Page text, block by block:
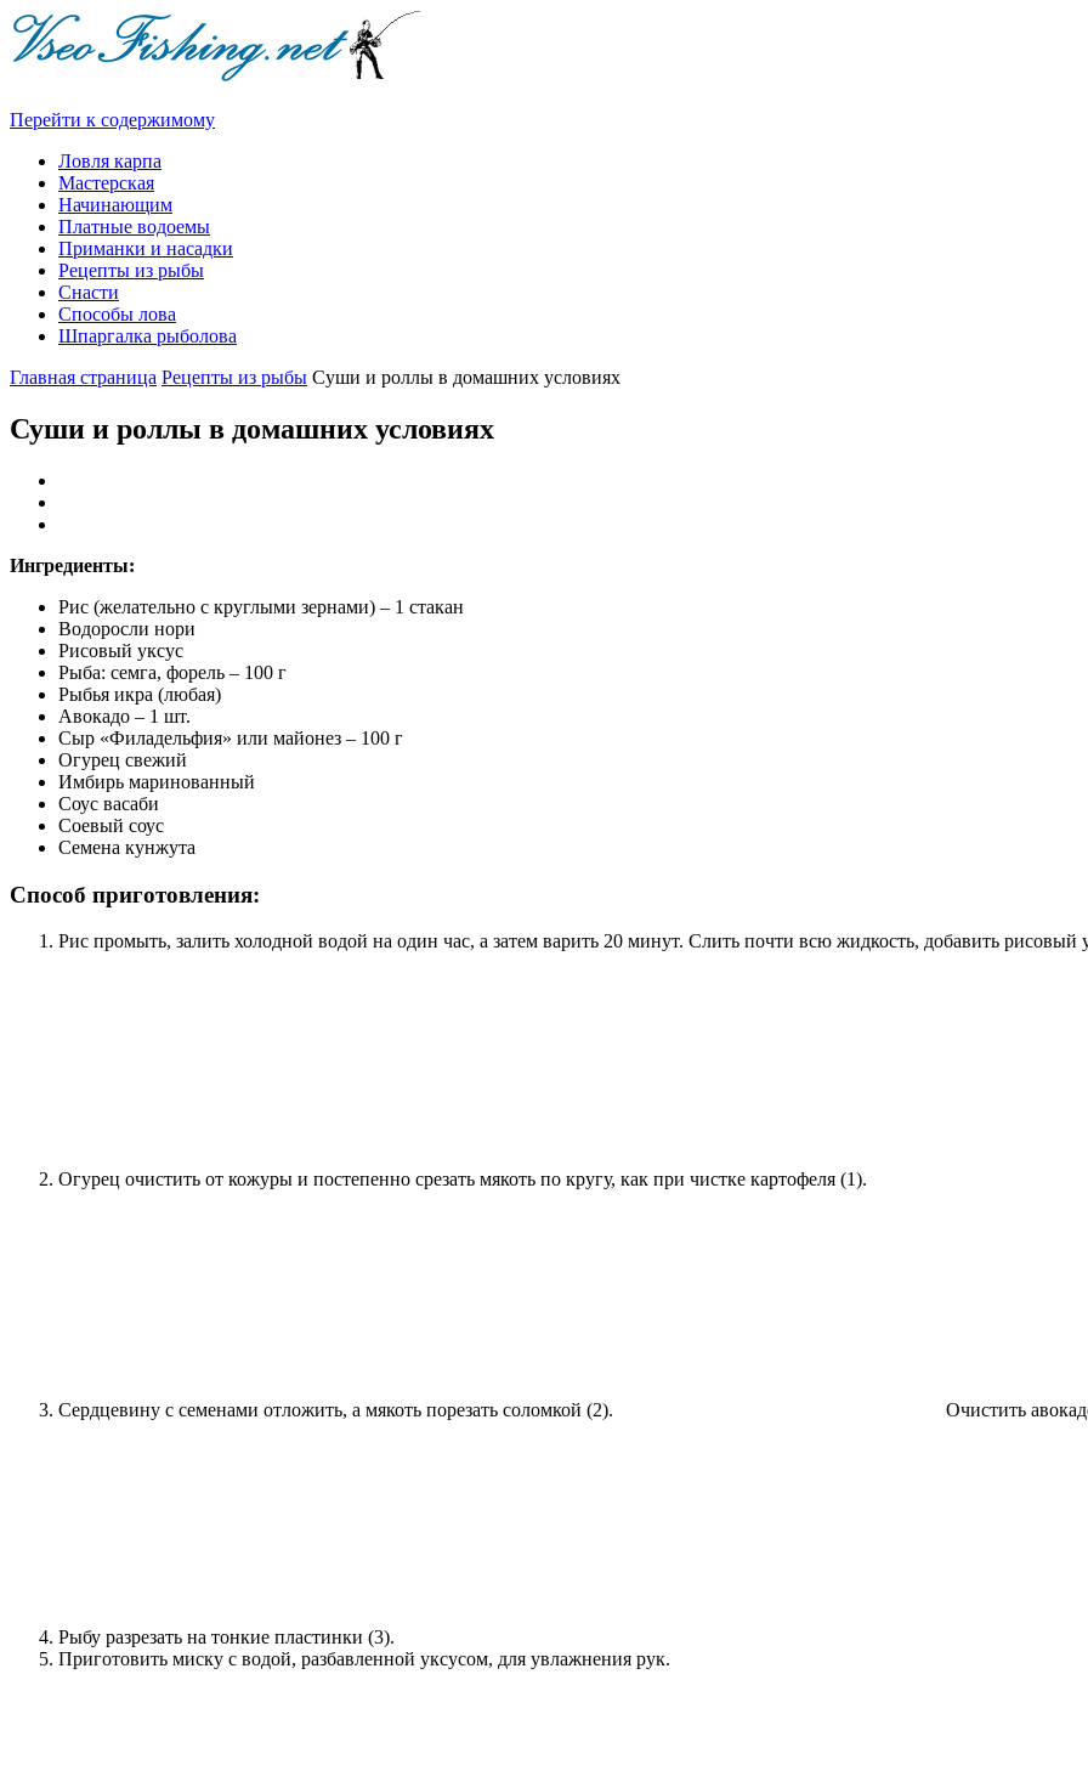
Перейти к содержимому
Ловля карпа
Мастерская
Начинающим
Платные водоемы
Приманки и насадки
Рецепты из рыбы
Снасти
Способы лова
Шпаргалка рыболова
Главная страница Рецепты из рыбы Суши и роллы в домашних условиях
Суши и роллы в домашних условиях
Ингредиенты:
Рис (желательно с круглыми зернами) – 1 стакан
Водоросли нори
Рисовый уксус
Рыба: семга, форель – 100 г
Рыбья икра (любая)
Авокадо – 1 шт.
Сыр «Филадельфия» или майонез – 100 г
Огурец свежий
Имбирь маринованный
Соус васаби
Соевый соус
Семена кунжута
Способ приготовления:
Рис промыть, залить холодной водой на один час, а затем варить 20 минут. Слить почти всю жидкость, добавить рисовый
Огурец очистить от кожуры и постепенно срезать мякоть по кругу, как при чистке картофеля (1).
Сердцевину с семенами отложить, а мякоть порезать соломкой (2). Очистить
Рыбу разрезать на тонкие пластинки (3).
Приготовить миску с водой, разбавленной уксусом, для увлажнения рук.